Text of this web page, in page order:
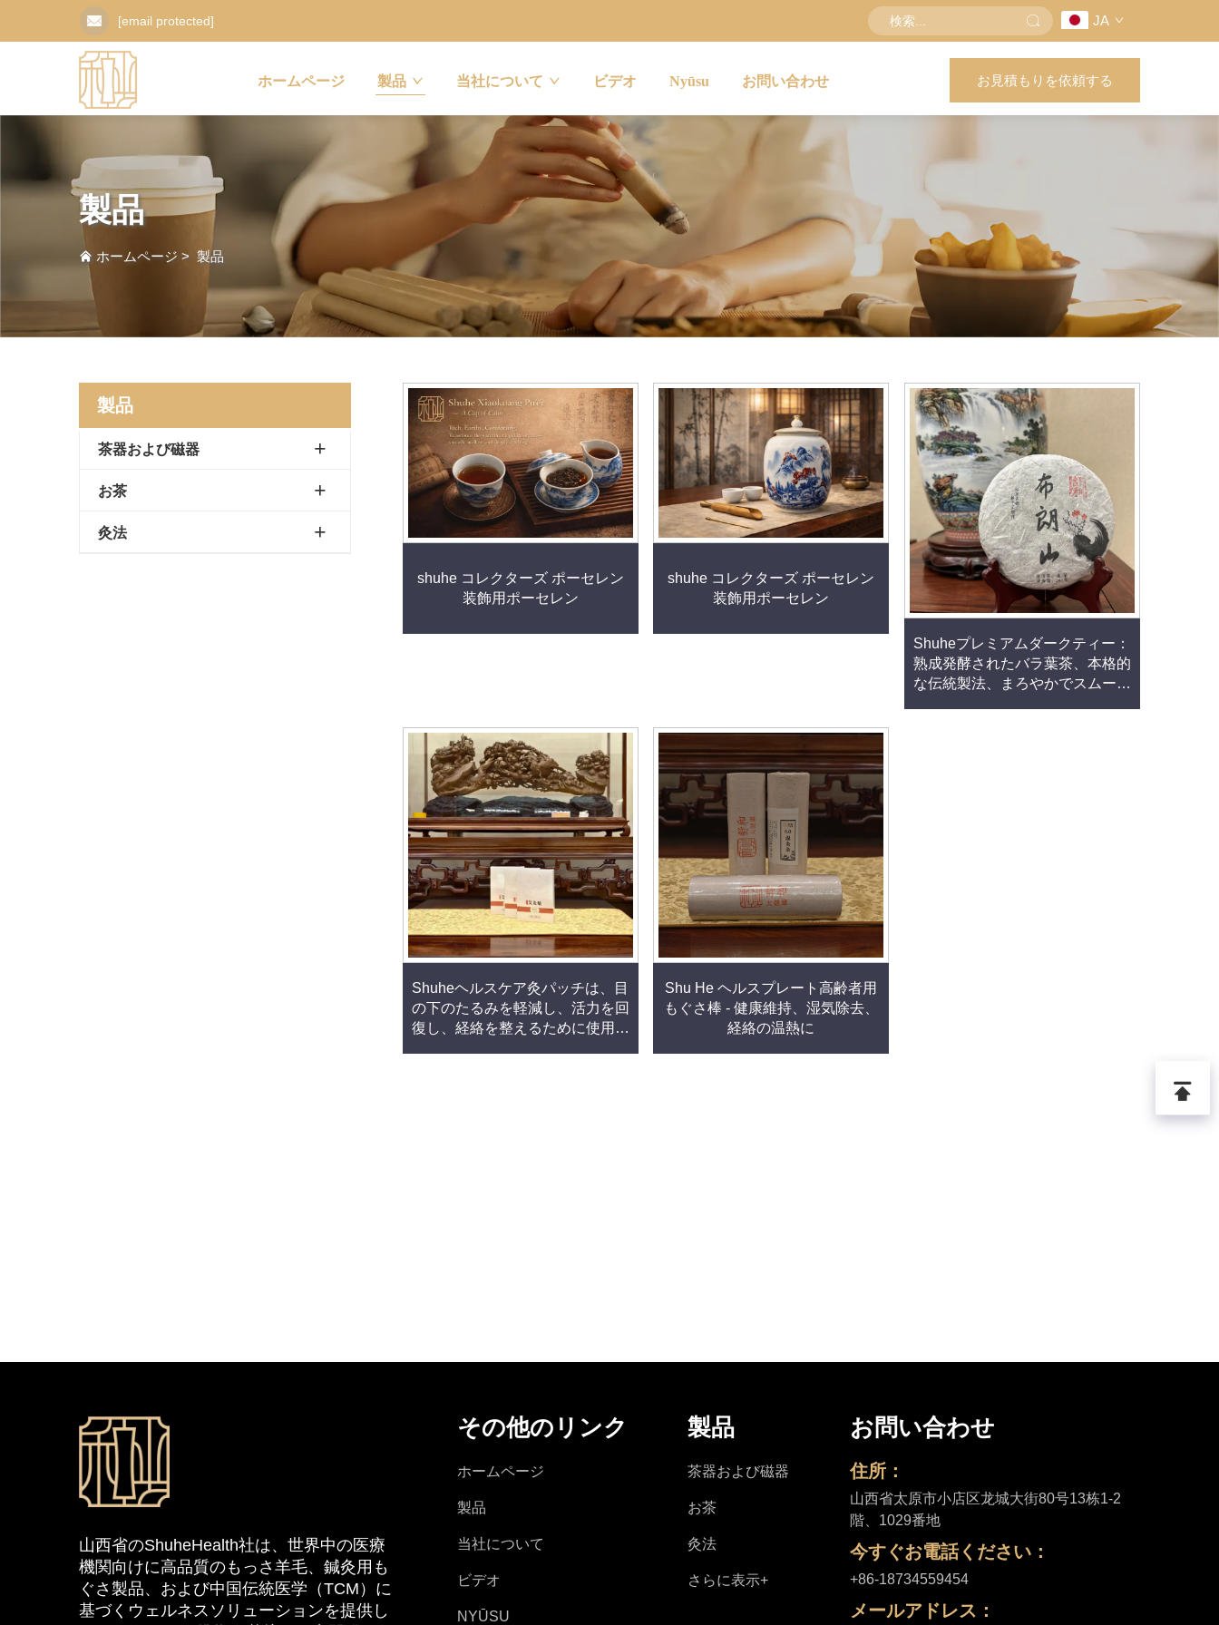
[email protected] JA
ホームページ 製品 当社について ビデオ Nyūsu お問い合わせ お見積もりを依頼する
製品
ホームページ > 製品
製品
茶器および磁器
お茶
灸法
shuhe コレクターズ ポーセレン
装飾用ポーセレン
shuhe コレクターズ ポーセレン
装飾用ポーセレン
Shuheプレミアムダークティー：
熟成発酵されたバラ葉茶、本格的
な伝統製法、まろやかでスムーズ
Shuheヘルスケア灸パッチは、目
の下のたるみを軽減し、活力を回
復し、経絡を整えるために使用さ
Shu He ヘルスプレート高齢者用
もぐさ棒 - 健康維持、湿気除去、
経絡の温熱に
山西省のShuheHealth社は、世界中の医療
機関向けに高品質のもっさ羊毛、鍼灸用も
ぐさ製品、および中国伝統医学（TCM）に
基づくウェルネスソリューションを提供し
その他のリンク
ホームページ
製品
当社について
ビデオ
NYŪSU
製品
茶器および磁器
お茶
灸法
さらに表示+
お問い合わせ
住所：
山西省太原市小店区龙城大街80号13栋1-2
階、1029番地
今すぐお電話ください：
+86-18734559454
メールアドレス：